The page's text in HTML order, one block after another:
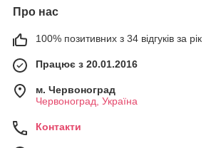
Про нас
100% позитивних з 34 відгуків за рік
Працює з 20.01.2016
м. Червоноград
Червоноград, Україна
Контакти